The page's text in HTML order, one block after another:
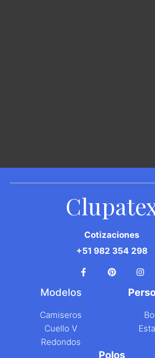
Cotizaciones
+51 982 354 298
Modelos
Camiseros
Cuello V
Redondos
E
Polos